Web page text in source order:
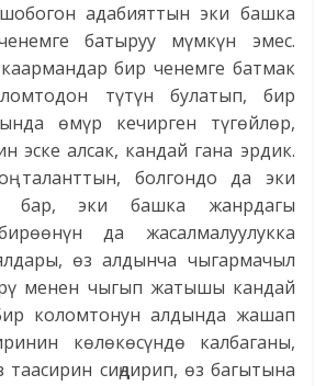
адабияттын эки башка
батыруу мүмкүн эмес.
бир ченемге батмак
түтүн булатып, бир
өмүр кечирген түгөйлөр,
эске алсак, кандай гана эрдик.
таланттын, болгондо да эки
бар, эки башка жанрдагы
да жасалмалуулукка
өз алдынча чыгармачыл
менен чыгып жатышы кандай
коломтонун алдында жашап
көлөкөсүндө калбаганы,
сиңдирип, өз багытына